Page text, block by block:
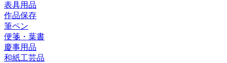
表具用品
作品保存
筆ペン
便箋・葉書
慶事用品
和紙工芸品